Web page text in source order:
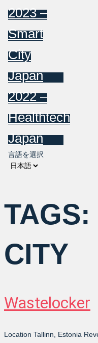
2023 –
Smart
City
Japan
2022 –
Healthtech
Japan
言語を選択
TAGS:
CITY
Wastelocker
Location Tallinn, Estonia